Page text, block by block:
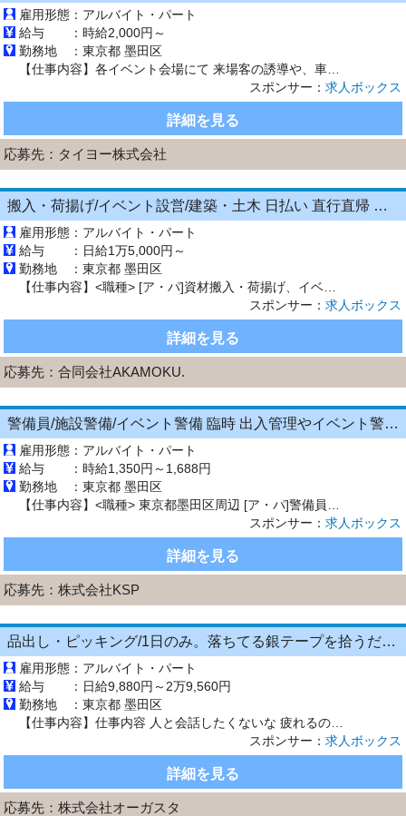
雇用形態： アルバイト・パート
給与 ： 時給2,000円～
勤務地 ： 東京都 墨田区
スポンサー： 求人ボックス
詳細を見る
応募先： タイヨー株式会社
搬入・荷揚げ/イベント設営/建築・土木 日払い 直行直帰 経験ゼロでも効率よく高収入 資材搬入
雇用形態： アルバイト・パート
給与 ： 日給1万5,000円～
勤務地 ： 東京都 墨田区
スポンサー： 求人ボックス
詳細を見る
応募先： 合同会社AKAMOKU.
警備員/施設警備/イベント警備 臨時 出入管理やイベント警備 1203
雇用形態： アルバイト・パート
給与 ： 時給1,350円～1,688円
勤務地 ： 東京都 墨田区
スポンサー： 求人ボックス
詳細を見る
応募先： 株式会社KSP
品出し・ピッキング/1日のみ。落ちてる銀テープを拾うだけイベントバイト
雇用形態： アルバイト・パート
給与 ： 日給9,880円～2万9,560円
勤務地 ： 東京都 墨田区
スポンサー： 求人ボックス
詳細を見る
応募先： 株式会社オーガスタ